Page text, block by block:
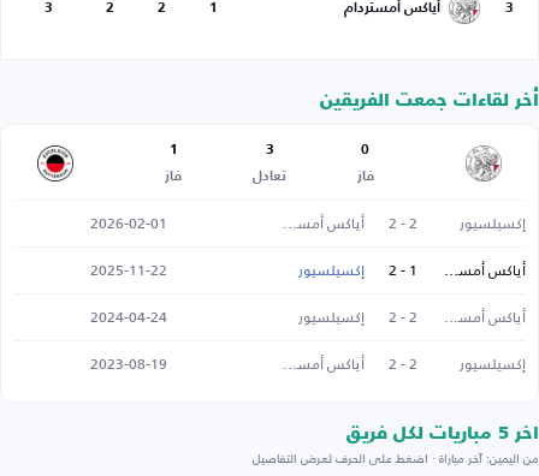
3 أياكس أمستردام 1
2
2
3
أخر لقاءات جمعت الفريقين
0
فاز
3
تعادل
1
فاز
إكسيلسيور 2 - 2 أياكس أمستردام
2026-02-01
أياكس أمستردام
1 - 2 إكسيلسيور
2025-11-22
أياكس أمستردام
2 - 2 إكسيلسيور
2024-04-24
إكسيلسيور
2 - 2 أياكس أمستردام 2023-08-19
اخر 5 مباريات لكل فريق
من اليمين: آخر مباراة · اضغط على الحرف لعرض التفاصيل